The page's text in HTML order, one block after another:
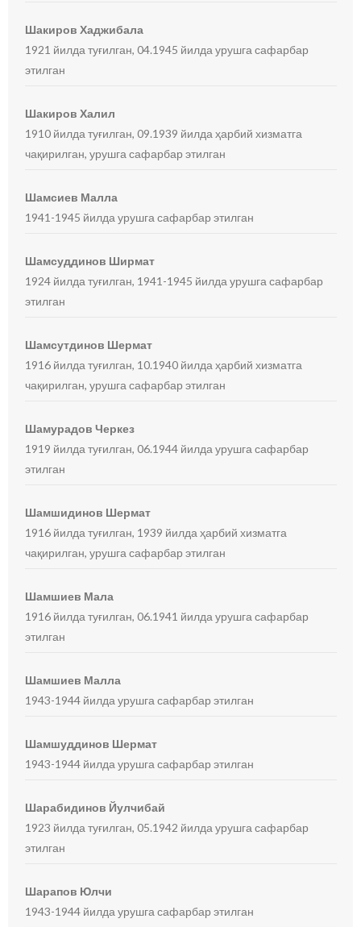
Шакиров Хаджибала
1921 йилда туғилган, 04.1945 йилда урушга сафарбар
этилган
Шакиров Халил
1910 йилда туғилган, 09.1939 йилда ҳарбий хизматга
чақирилган, урушга сафарбар этилган
Шамсиев Малла
1941-1945 йилда урушга сафарбар этилган
Шамсуддинов Ширмат
1924 йилда туғилган, 1941-1945 йилда урушга сафарбар
этилган
Шамсутдинов Шермат
1916 йилда туғилган, 10.1940 йилда ҳарбий хизматга
чақирилган, урушга сафарбар этилган
Шамурадов Черкез
1919 йилда туғилган, 06.1944 йилда урушга сафарбар
этилган
Шамшидинов Шермат
1916 йилда туғилган, 1939 йилда ҳарбий хизматга
чақирилган, урушга сафарбар этилган
Шамшиев Мала
1916 йилда туғилган, 06.1941 йилда урушга сафарбар
этилган
Шамшиев Малла
1943-1944 йилда урушга сафарбар этилган
Шамшуддинов Шермат
1943-1944 йилда урушга сафарбар этилган
Шарабидинов Йулчибай
1923 йилда туғилган, 05.1942 йилда урушга сафарбар
этилган
Шарапов Юлчи
1943-1944 йилда урушга сафарбар этилган